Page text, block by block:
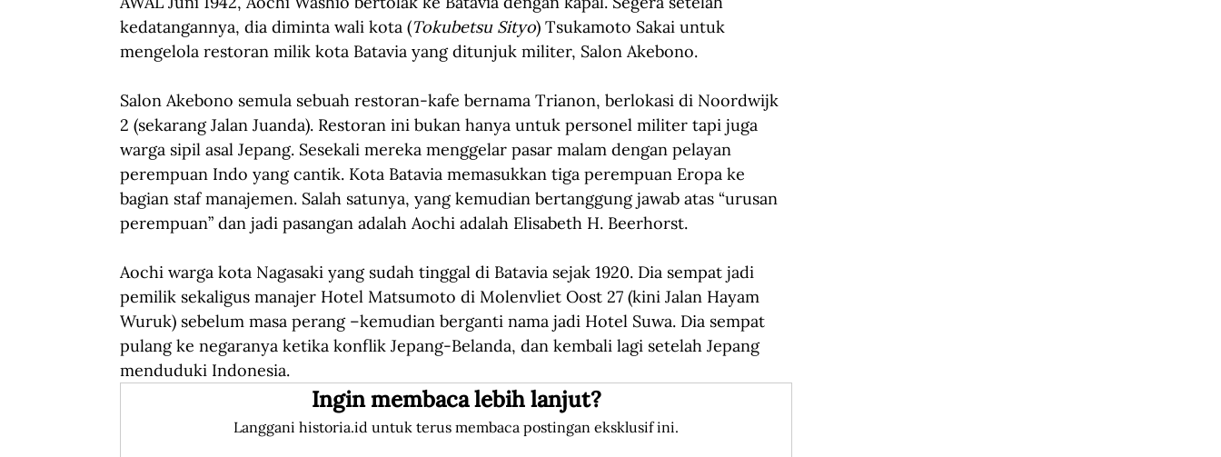
kedatangannya, dia diminta wali kota (Tokubetsu Sityo) Tsukamoto Sakai untuk
mengelola restoran milik kota Batavia yang ditunjuk militer, Salon Akebono.
Salon Akebono semula sebuah restoran-kafe bernama Trianon, berlokasi di Noordwijk
2 (sekarang Jalan Juanda). Restoran ini bukan hanya untuk personel militer tapi juga
warga sipil asal Jepang. Sesekali mereka menggelar pasar malam dengan pelayan
perempuan Indo yang cantik. Kota Batavia memasukkan tiga perempuan Eropa ke
bagian staf manajemen. Salah satunya, yang kemudian bertanggung jawab atas “urusan
perempuan” dan jadi pasangan adalah Aochi adalah Elisabeth H. Beerhorst.
Aochi warga kota Nagasaki yang sudah tinggal di Batavia sejak 1920. Dia sempat jadi
pemilik sekaligus manajer Hotel Matsumoto di Molenvliet Oost 27 (kini Jalan Hayam
Wuruk) sebelum masa perang –kemudian berganti nama jadi Hotel Suwa. Dia sempat
pulang ke negaranya ketika konflik Jepang-Belanda, dan kembali lagi setelah Jepang
menduduki Indonesia.
Ingin membaca lebih lanjut?
Langgani historia.id untuk terus membaca postingan eksklusif ini.